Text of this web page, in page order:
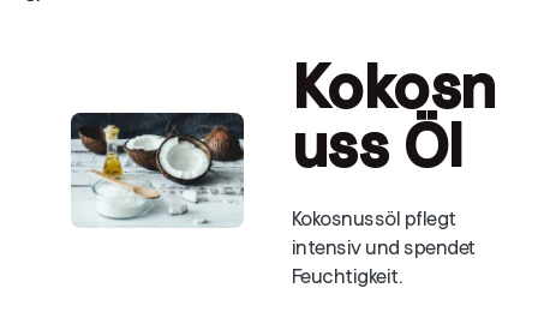
Kokosn
uss Öl
Kokosnussöl pflegt
intensiv und spendet
Feuchtigkeit.